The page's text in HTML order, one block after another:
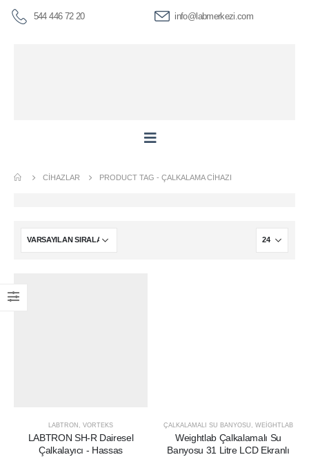
544 446 72 20 info@labmerkezi.com
CIHAZLAR PRODUCT TAG - ÇALKALAMA CIHAZI
LABTRON VORTEKS
LABTRON SH-R Dairesel
Çalkalayıcı - Hassas
ÇALKALAMALI SU BANYOSU WEIGHTLAB
Weightlab Çalkalamalı Su
Banyosu 31 Litre LCD Ekranlı